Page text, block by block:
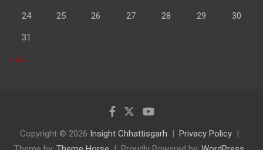
24 25 26 27 28 29 30
31
« Jul
Copyright © 2026 Insight Chhattisgarh
Privacy Policy